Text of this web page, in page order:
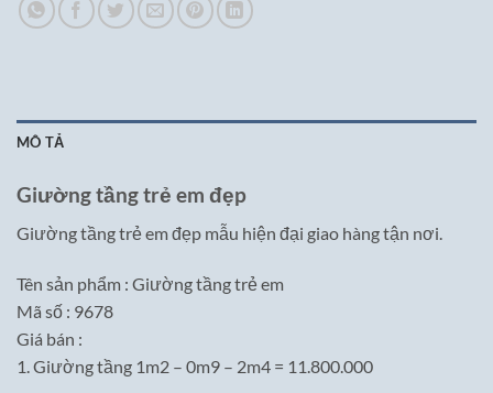
MÔ TẢ
Giường tầng trẻ em đẹp
Giường tầng trẻ em đẹp mẫu hiện đại giao hàng tận nơi.
Tên sản phẩm : Giường tầng trẻ em
Mã số : 9678
Giá bán :
1. Giường tầng 1m2 – 0m9 – 2m4 = 11.800.000